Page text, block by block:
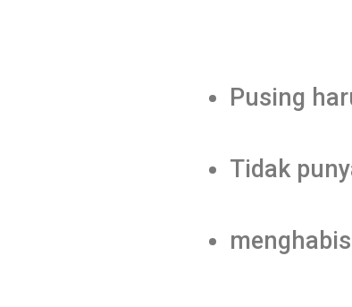
Pusing
Tidak